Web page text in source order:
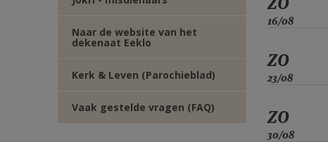
Naar de website van het
dekenaat Eeklo
Kerk & Leven (Parochieblad)
Vaak gestelde vragen (FAQ)
16/08
ZO
23/08
ZO
30/08